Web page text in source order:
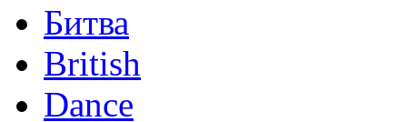
Битва
British
Dance